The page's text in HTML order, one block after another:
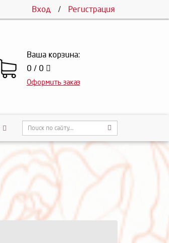
Вход / Регистрация
Ваша корзина:
0 / 0
Оформить заказ